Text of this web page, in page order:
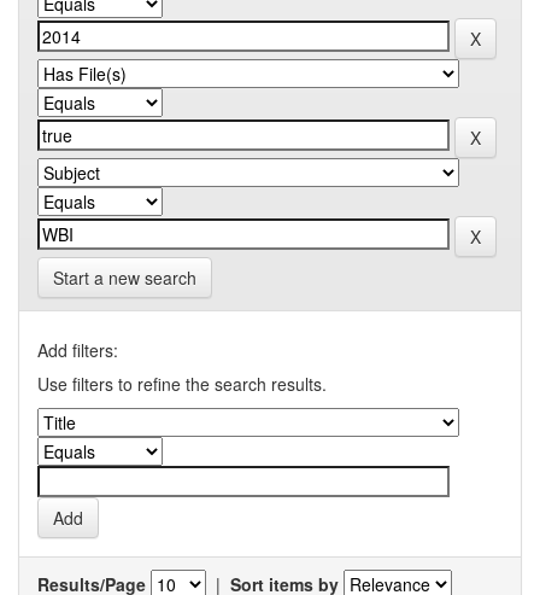
Start a new search
Add filters:
Use filters to refine the search results.
Results/Page | Sort items by